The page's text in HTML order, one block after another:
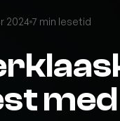
2024 7 min lesetid